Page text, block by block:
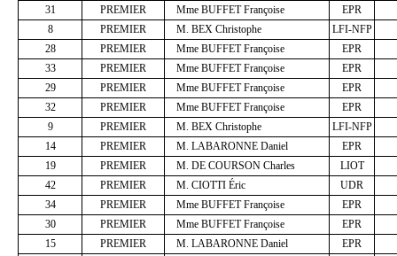
31
PREMIER Mme BUFFET Françoise
EPR
8
PREMIER M. BEX Christophe
LFI-NFP
28
PREMIER Mme BUFFET Françoise
EPR
33
PREMIER Mme BUFFET Françoise
EPR
29
PREMIER Mme BUFFET Françoise
EPR
32
PREMIER Mme BUFFET Françoise
EPR
9
PREMIER M. BEX Christophe
LFI-NFP
14
PREMIER M. LABARONNE Daniel
EPR
19
PREMIER M. DE COURSON Charles
LIOT
42
PREMIER M. CIOTTI Éric
UDR
34
PREMIER Mme BUFFET Françoise
EPR
30
PREMIER Mme BUFFET Françoise
EPR
15
PREMIER M. LABARONNE Daniel
EPR